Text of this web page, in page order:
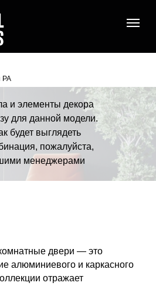
PA
и элементы декора
для данной модели.
будет выглядеть
пожалуйста,
менеджерами
двери — это
алюминиевого и каркасного
отражает